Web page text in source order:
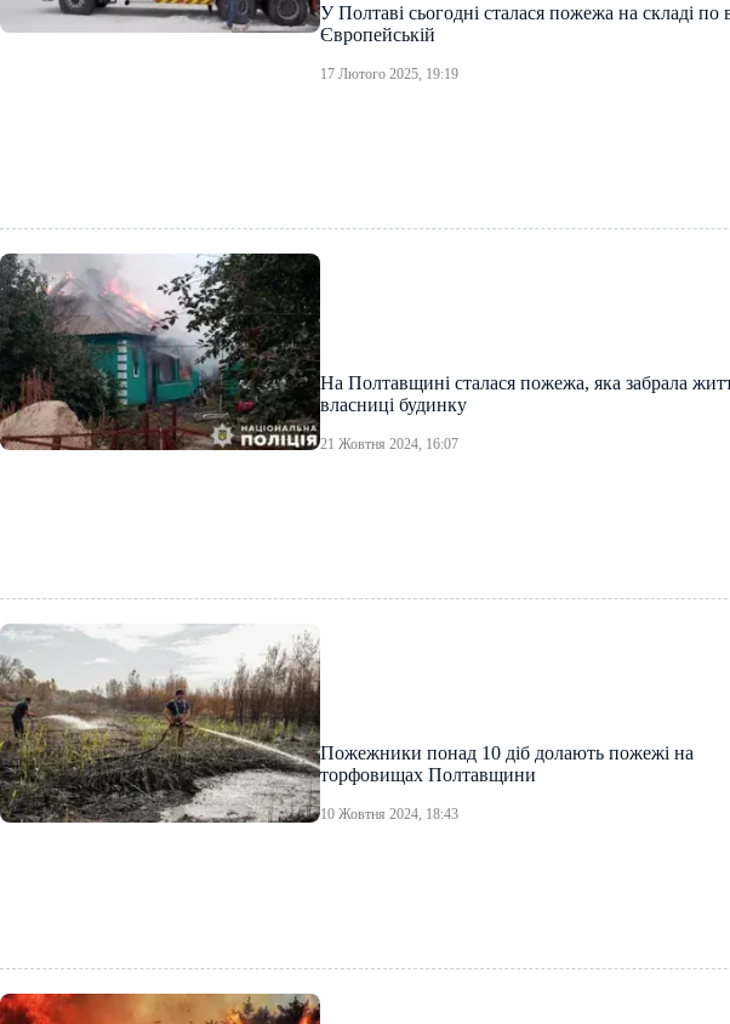
У Полтаві сьогодні сталася пожежа на складі по
Європейській
17 Лютого 2025, 19:19
На Полтавщині сталася пожежа, яка забрала
власниці будинку
21 Жовтня 2024, 16:07
Пожежники понад 10 діб долають пожежі на
торфовищах Полтавщини
10 Жовтня 2024, 18:43